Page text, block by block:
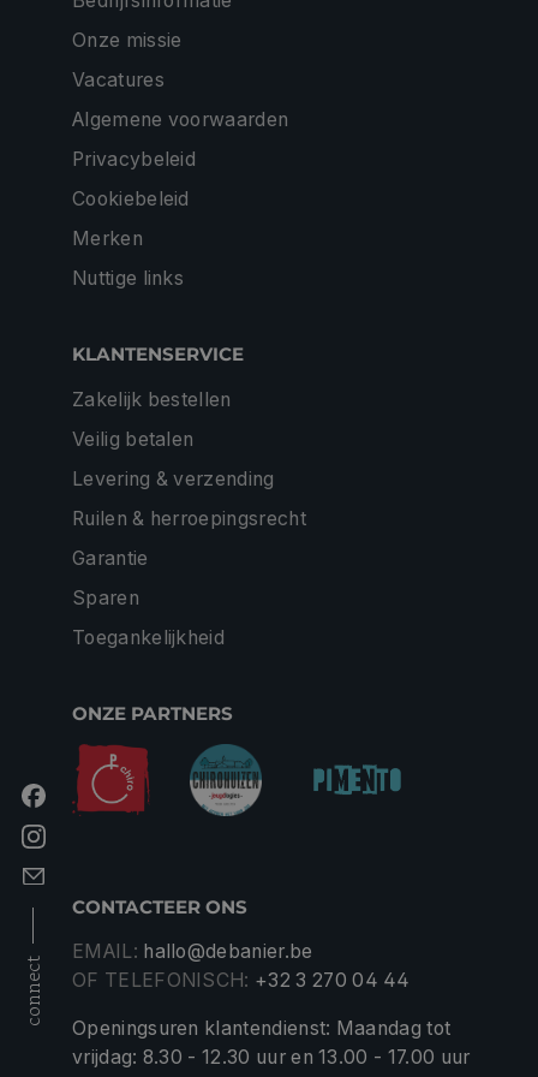
connect
Onze missie
Vacatures
Algemene voorwaarden
Privacybeleid
Cookiebeleid
Merken
Nuttige links
KLANTENSERVICE
Zakelijk bestellen
Veilig betalen
Levering & verzending
Ruilen & herroepingsrecht
Garantie
Sparen
Toegankelijkheid
ONZE PARTNERS
CONTACTEER ONS
EMAIL: hallo@debanier.be
OF TELEFONISCH: +32 3 270 04 44
Openingsuren klantendienst: Maandag tot
vrijdag: 8.30 - 12.30 uur en 13.00 - 17.00 uur